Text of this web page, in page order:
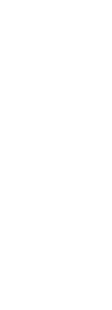
все
отдельно
стали длиной
на